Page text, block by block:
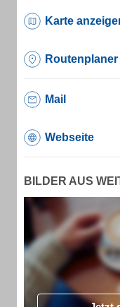
Karte
Routenplaner
Mail
Webseite
BILDER AUS